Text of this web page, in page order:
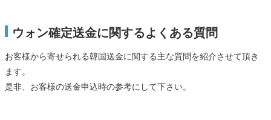
ウォン確定送金に関するよくある質問
お客様から寄せられる韓国送金に関する主な質問を紹介させて頂き
ます。
是非、お客様の送金申込時の参考にして下さい。